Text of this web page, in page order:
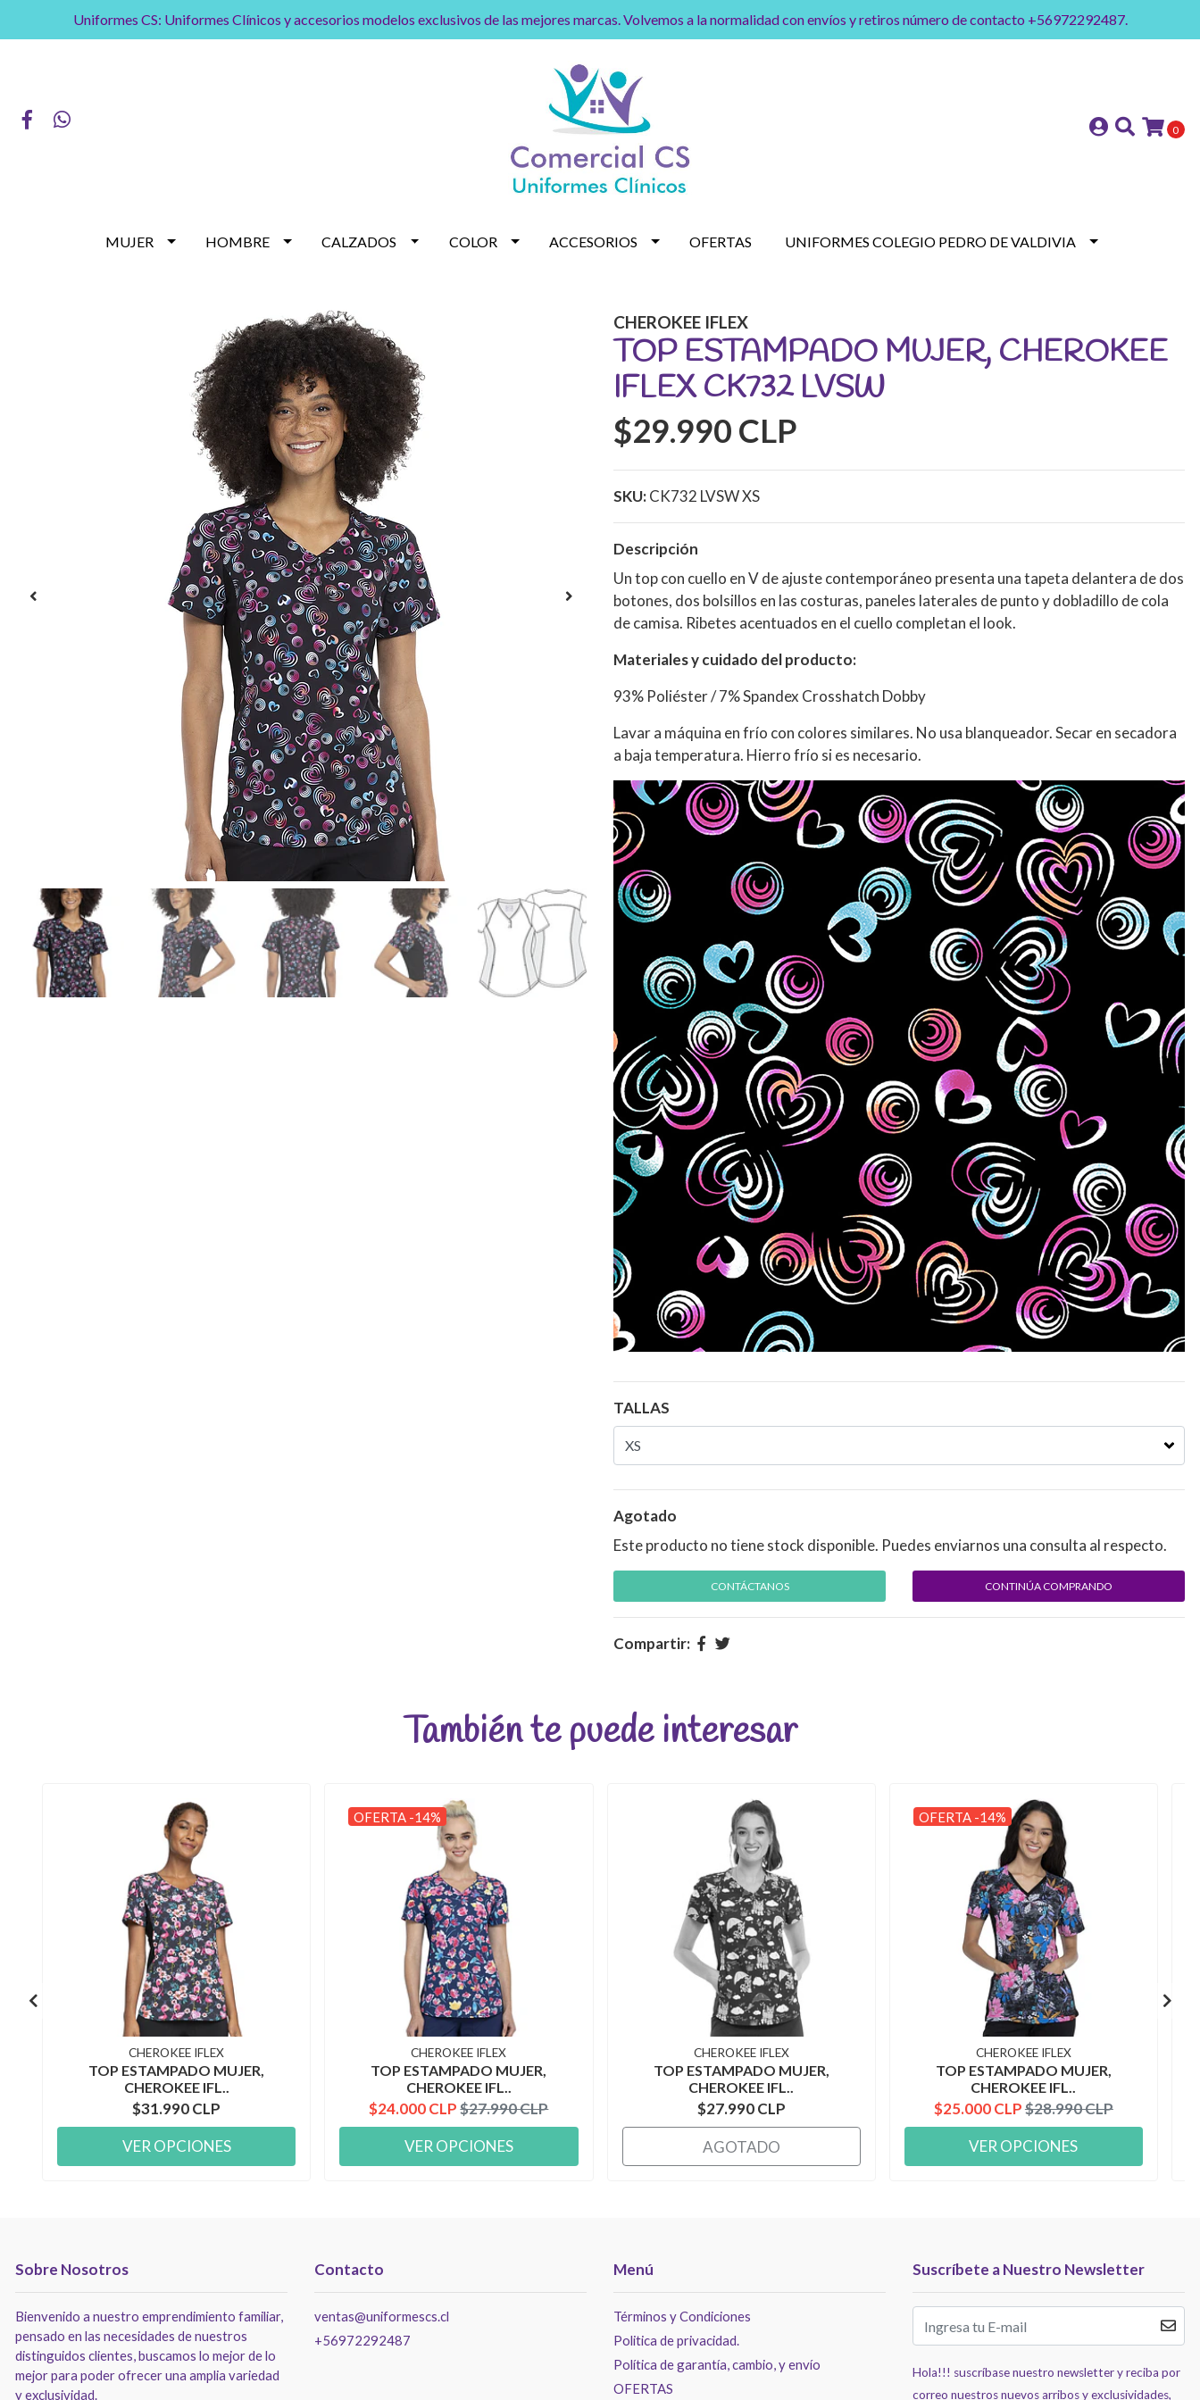
Uniformes CS: Uniformes Clínicos y accesorios modelos exclusivos de las mejores marcas. Volvemos a la normalidad con envíos y retiros número de contacto +56972292487.
0
MUJER HOMBRE CALZADOS COLOR ACCESORIOS OFERTAS UNIFORMES COLEGIO PEDRO DE VALDIVIA
CHEROKEE IFLEX
TOP ESTAMPADO MUJER, CHEROKEE
IFLEX CK732 LVSW
$29.990 CLP
SKU:CK732 LVSW XS
Descripción
Un top con cuello en V de ajuste contemporáneo presenta una tapeta delantera de dos
botones, dos bolsillos en las costuras, paneles laterales de punto y dobladillo de cola
de camisa. Ribetes acentuados en el cuello completan el look.
Materiales y cuidado del producto:
93% Poliéster / 7% Spandex Crosshatch Dobby
Lavar a máquina en frío con colores similares. No usa blanqueador. Secar en secadora
a baja temperatura. Hierro frío si es necesario.
TALLAS
Agotado
Este producto no tiene stock disponible. Puedes enviarnos una consulta al respecto.
CONTÁCTANOS CONTINÚA COMPRANDO
Compartir:
También te puede interesar
CHEROKEE IFLEX
TOP ESTAMPADO MUJER,
CHEROKEE IFL..
$31.990 CLP
VER OPCIONES
OFERTA -14%
CHEROKEE IFLEX
TOP ESTAMPADO MUJER,
CHEROKEE IFL..
$24.000 CLP $27.990 CLP
VER OPCIONES
CHEROKEE IFLEX
TOP ESTAMPADO MUJER,
CHEROKEE IFL..
$27.990 CLP
AGOTADO
OFERTA -14%
CHEROKEE IFLEX
TOP ESTAMPADO MUJER,
CHEROKEE IFL..
$25.000 CLP$28.990 CLP
VER OPCIONES
Sobre Nosotros
Bienvenido a nuestro emprendimiento familiar,
pensado en las necesidades de nuestros
distinguidos clientes, buscamos lo mejor de lo
mejor para poder ofrecer una amplia variedad
y exclusividad.
Contacto
ventas@uniformescs.cl
+56972292487
Menú
Términos y Condiciones
Politica de privacidad.
Política de garantía, cambio, y envío
OFERTAS
Suscríbete a Nuestro Newsletter
Hola!!! suscríbase nuestro newsletter y reciba por
correo nuestros nuevos arribos y exclusividades,